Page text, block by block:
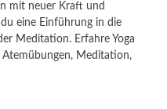
mit neuer Kraft und
eine Einführung in die
Meditation. Erfahre Yoga
Meditation,